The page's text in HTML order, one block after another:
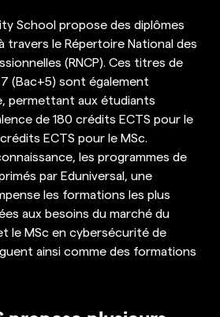
School propose des diplômes
travers le Répertoire National des
(RNCP). Ces titres de
(Bac+5) sont également
permettant aux étudiants
de 180 crédits ECTS pour le
ECTS pour le MSc.
les programmes de
par Eduniversal, une
les formations les plus
aux besoins du marché du
le MSc en cybersécurité de
ainsi comme des formations